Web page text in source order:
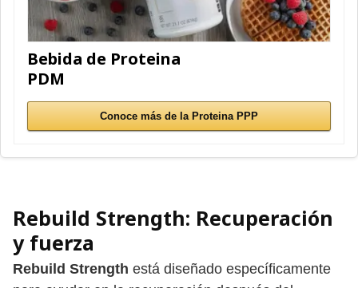
Bebida de Proteina
PDM
Conoce más de la Proteina PPP
Rebuild Strength: Recuperación
y fuerza
Rebuild Strength está diseñado específicamente